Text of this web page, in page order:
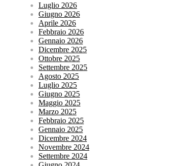
Luglio 2026
Giugno 2026
Aprile 2026
Febbraio 2026
Gennaio 2026
Dicembre 2025
Ottobre 2025
Settembre 2025
Agosto 2025
Luglio 2025
Giugno 2025
Maggio 2025
Marzo 2025
Febbraio 2025
Gennaio 2025
Dicembre 2024
Novembre 2024
Settembre 2024